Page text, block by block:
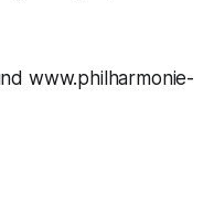
www.philharmonie-